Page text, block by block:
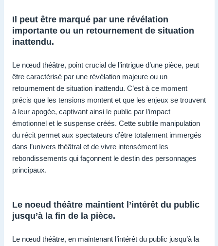
Il peut être marqué par une révélation
importante ou un retournement de situation
inattendu.
Le nœud théâtre, point crucial de l’intrigue d’une pièce, peut
être caractérisé par une révélation majeure ou un
retournement de situation inattendu. C’est à ce moment
précis que les tensions montent et que les enjeux se trouvent
à leur apogée, captivant ainsi le public par l’impact
émotionnel et le suspense créés. Cette subtile manipulation
du récit permet aux spectateurs d’être totalement immergés
dans l’univers théâtral et de vivre intensément les
rebondissements qui façonnent le destin des personnages
principaux.
Le noeud théâtre maintient l’intérêt du public
jusqu’à la fin de la pièce.
Le nœud théâtre, en maintenant l’intérêt du public jusqu’à la